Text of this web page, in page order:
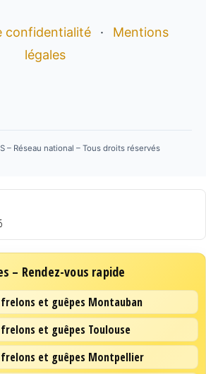
confidentialité ·
Mentions
légales
– Réseau national – Tous droits réservés
– Rendez-vous rapide
et guêpes Montauban
et guêpes Toulouse
et guêpes Montpellier